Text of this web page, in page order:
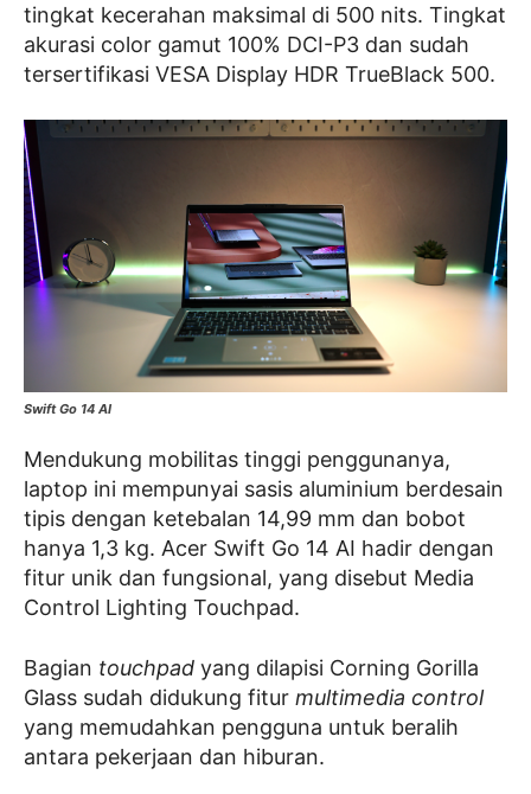
tingkat kecerahan maksimal di 500 nits. Tingkat
akurasi color gamut 100% DCI-P3 dan sudah
tersertifikasi VESA Display HDR TrueBlack 500.
Swift Go 14 AI
Mendukung mobilitas tinggi penggunanya,
laptop ini mempunyai sasis aluminium berdesain
tipis dengan ketebalan 14,99 mm dan bobot
hanya 1,3 kg. Acer Swift Go 14 AI hadir dengan
fitur unik dan fungsional, yang disebut Media
Control Lighting Touchpad.
Bagian touchpad yang dilapisi Corning Gorilla
Glass sudah didukung fitur multimedia control
yang memudahkan pengguna untuk beralih
antara pekerjaan dan hiburan.